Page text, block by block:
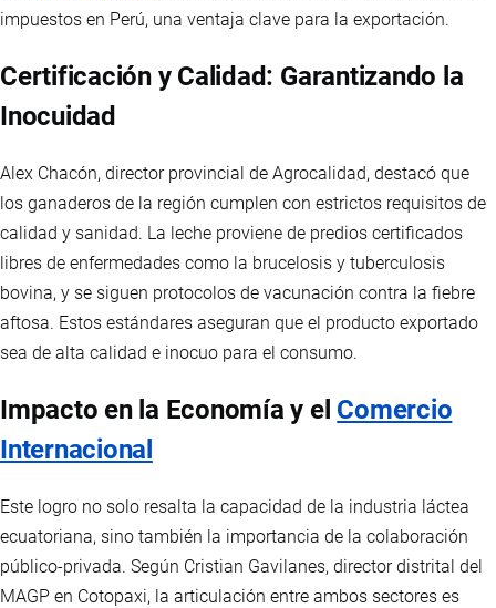
impuestos en Perú, una ventaja clave para la exportación.
Certificación y Calidad: Garantizando la
Inocuidad
Alex Chacón, director provincial de Agrocalidad, destacó que
los ganaderos de la región cumplen con estrictos requisitos de
calidad y sanidad. La leche proviene de predios certificados
libres de enfermedades como la brucelosis y tuberculosis
bovina, y se siguen protocolos de vacunación contra la fiebre
aftosa. Estos estándares aseguran que el producto exportado
sea de alta calidad e inocuo para el consumo.
Impacto en la Economía y el Comercio
Internacional
Este logro no solo resalta la capacidad de la industria láctea
ecuatoriana, sino también la importancia de la colaboración
público-privada. Según Cristian Gavilanes, director distrital del
MAGP en Cotopaxi, la articulación entre ambos sectores es